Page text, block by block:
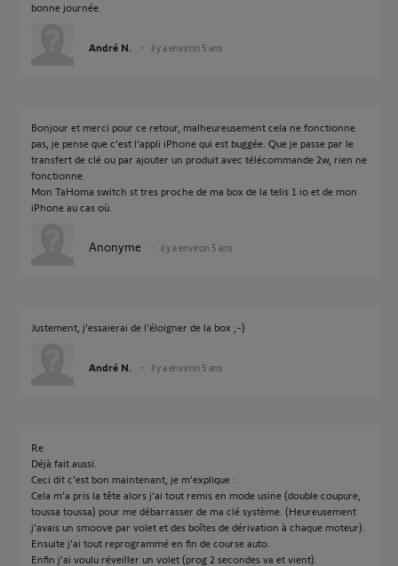
bonne journée.
André N. il y a environ 5 ans
Bonjour et merci pour ce retour, malheureusement cela ne fonctionne
pas, je pense que c’est l’appli iPhone qui est buggée. Que je passe par le
transfert de clé ou par ajouter un produit avec télécommande 2w, rien ne
fonctionne.
Mon TaHoma switch st tres proche de ma box de la telis 1 io et de mon
iPhone au cas où.
Anonyme il y a environ 5 ans
Justement, j'essaierai de l'éloigner de la box ;-)
André N. il y a environ 5 ans
Re
Déjà fait aussi.
Ceci dit c’est bon maintenant, je m’explique :
Cela m’a pris la tête alors j’ai tout remis en mode usine (double coupure,
toussa toussa) pour me débarrasser de ma clé système. (Heureusement
j’avais un smoove par volet et des boîtes de dérivation à chaque moteur).
Ensuite j’ai tout reprogrammé en fin de course auto.
Enfin j’ai voulu réveiller un volet (prog 2 secondes va et vient).